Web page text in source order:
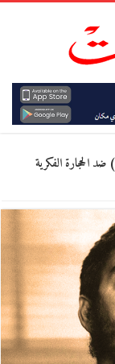
الحجارة الفكرية